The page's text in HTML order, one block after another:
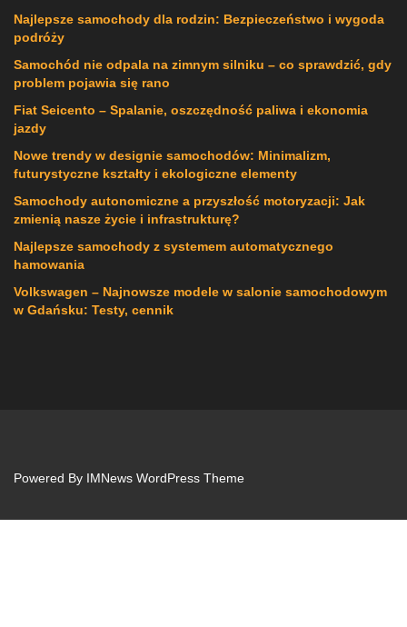
Najlepsze samochody dla rodzin: Bezpieczeństwo i wygoda
podróży
Samochód nie odpala na zimnym silniku – co sprawdzić, gdy
problem pojawia się rano
Fiat Seicento – Spalanie, oszczędność paliwa i ekonomia
jazdy
Nowe trendy w designie samochodów: Minimalizm,
futurystyczne kształty i ekologiczne elementy
Samochody autonomiczne a przyszłość motoryzacji: Jak
zmienią nasze życie i infrastrukturę?
Najlepsze samochody z systemem automatycznego
hamowania
Volkswagen – Najnowsze modele w salonie samochodowym
w Gdańsku: Testy, cennik
Powered By IMNews WordPress Theme